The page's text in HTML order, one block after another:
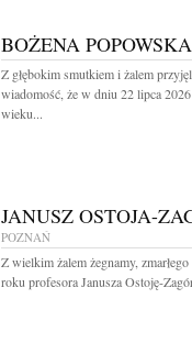
BOŻENA POPOWSKA
Z głębokim smutkiem i żalem
wiadomość, że w dniu 22 lipca
wieku...
JANUSZ OSTOJA-
POZNAŃ
Z wielkim żalem żegnamy,
roku profesora Janusza Ostoję-